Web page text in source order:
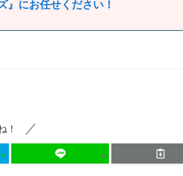
』にお任せください！
！